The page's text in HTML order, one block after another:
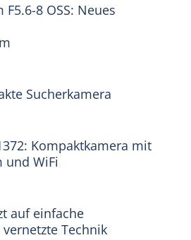
F5.6-8 OSS: Neues
Sucherkamera
Kompaktkamera mit
und WiFi
auf einfache
Technik